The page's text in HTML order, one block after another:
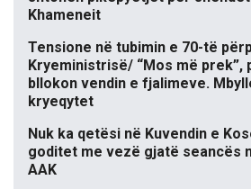
Khameneit
Tensione në tubimin e 70-të
Kryeministrisë/ “Mos më prek”,
bllokon vendin e fjalimeve.
kryeqytet
Nuk ka qetësi në Kuvendin e
goditet me vezë gjatë seancës
AAK